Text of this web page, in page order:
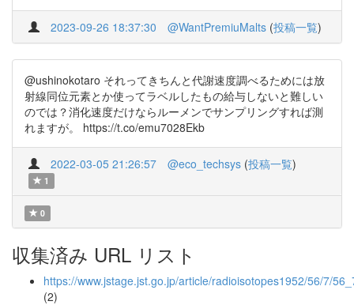
2023-09-26 18:37:30 @WantPremiuMalts (投稿一覧)
@ushinokotaro それってきちんと代謝速度調べるためには放
射線同位元素とか使ってラベルしたもの給与しないと難しい
のでは？消化速度だけならルーメンでサンプリングすれば測
れますが。 https://t.co/emu7028Ekb
2022-03-05 21:26:57 @eco_techsys (投稿一覧)
1
0
収集済み URL リスト
https://www.jstage.jst.go.jp/article/radioisotopes1952/56/7/
(2)